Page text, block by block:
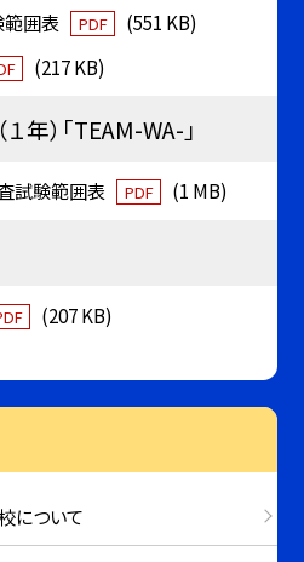
囲表 PDF
(551 KB)
(217 KB)
年）「TEAM-WA-」
試験範囲表 PDF (1 MB)
(207 KB)
について